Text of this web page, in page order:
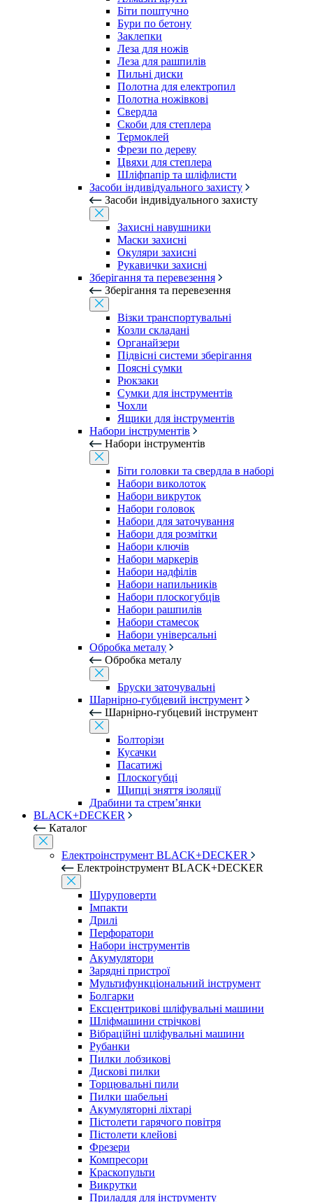
Біти поштучно
Бури по бетону
Заклепки
Леза для ножів
Леза для рашпилів
Пильні диски
Полотна для електропил
Полотна ножівкові
Свердла
Скоби для степлера
Термоклей
Фрези по дереву
Цвяхи для степлера
Шліфпапір та шліфлисти
Засоби індивідуального захисту
Засоби індивідуального захисту
Захисні навушники
Маски захисні
Окуляри захисні
Рукавички захисні
Зберігання та перевезення
Зберігання та перевезення
Візки транспортувальні
Козли складані
Органайзери
Підвісні системи зберігання
Поясні сумки
Рюкзаки
Сумки для інструментів
Чохли
Ящики для інструментів
Набори інструментів
Набори інструментів
Біти головки та свердла в наборі
Набори виколоток
Набори викруток
Набори головок
Набори для заточування
Набори для розмітки
Набори ключів
Набори маркерів
Набори надфілів
Набори напильників
Набори плоскогубців
Набори рашпилів
Набори стамесок
Набори універсальні
Обробка металу
Обробка металу
Бруски заточувальні
Шарнірно-губцевий інструмент
Шарнірно-губцевий інструмент
Болторізи
Кусачки
Пасатижі
Плоскогубці
Щипці зняття ізоляції
Драбини та стрем’янки
BLACK+DECKER
Каталог
Електроінструмент BLACK+DECKER
Електроінструмент BLACK+DECKER
Шуруповерти
Імпакти
Дрилі
Перфоратори
Набори інструментів
Акумулятори
Зарядні пристрої
Мультифункціональний інструмент
Болгарки
Ексцентрикові шліфувальні машини
Шліфмашини стрічкові
Вібраційні шліфувальні машини
Рубанки
Пилки лобзикові
Дискові пилки
Торцювальні пили
Пилки шабельні
Акумуляторні ліхтарі
Пістолети гарячого повітря
Пістолети клейові
Фрезери
Компресори
Краскопульти
Викрутки
Приладдя для інструменту